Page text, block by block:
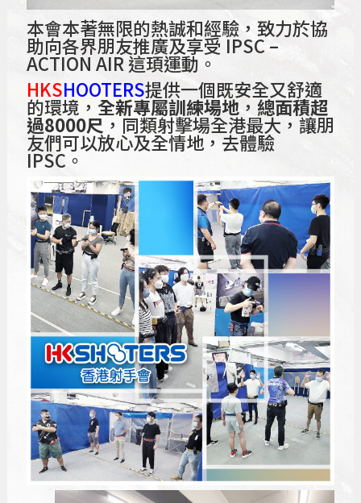
本會本著無限的熱誠和經驗，致力於協
助向各界朋友推廣及享受 IPSC –
ACTION AIR 這頊運動。
HKSHOOTERS提供一個既安全又舒適
的環境， 全新專屬訓練場地， 總面積超
過8000尺 ，同類射擊場全港最大，讓朋
友們可以放心及全情地，去體驗
IPSC。